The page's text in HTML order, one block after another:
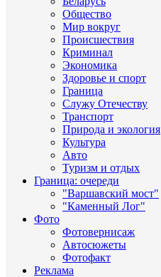
Общество
Мир вокруг
Происшествия
Криминал
Экономика
Здоровье и спорт
Граница
Служу Отечеству
Транспорт
Природа и экология
Культура
Авто
Туризм и отдых
Граница: очереди
"Варшавский мост"
"Каменный Лог"
Фото
Фотовернисаж
Автосюжеты
Фотофакт
Реклама